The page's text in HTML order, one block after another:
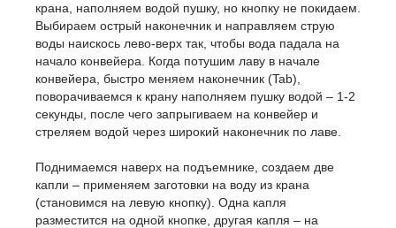
крана, наполняем водой пушку, но кнопку не покидаем.
Выбираем острый наконечник и направляем струю
воды наискось лево-верх так, чтобы вода падала на
начало конвейера. Когда потушим лаву в начале
конвейера, быстро меняем наконечник (Tab),
поворачиваемся к крану наполняем пушку водой – 1-2
секунды, после чего запрыгиваем на конвейер и
стреляем водой через широкий наконечник по лаве.
Поднимаемся наверх на подъемнике, создаем две
капли – применяем заготовки на воду из крана
(становимся на левую кнопку). Одна капля
разместится на одной кнопке, другая капля – на